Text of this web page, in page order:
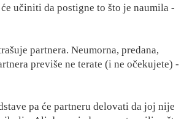
učiniti da postigne to što je naumila -
partnera. Neumorna, predana,
previše ne terate (i ne očekujete) -
pa će partneru delovati da joj nije